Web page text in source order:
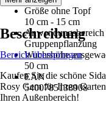
Größe ohne Topf
10 cm - 15 cm
Anwendungsbereich
Gruppenpflanzung
Wuchshöhe
50 cm
EAN
5400785138908
Beschreibung
Bereich überspringen
Kaufen Sie die schöne
Rosy Gem für Ihren
Ihren Außenbereich!